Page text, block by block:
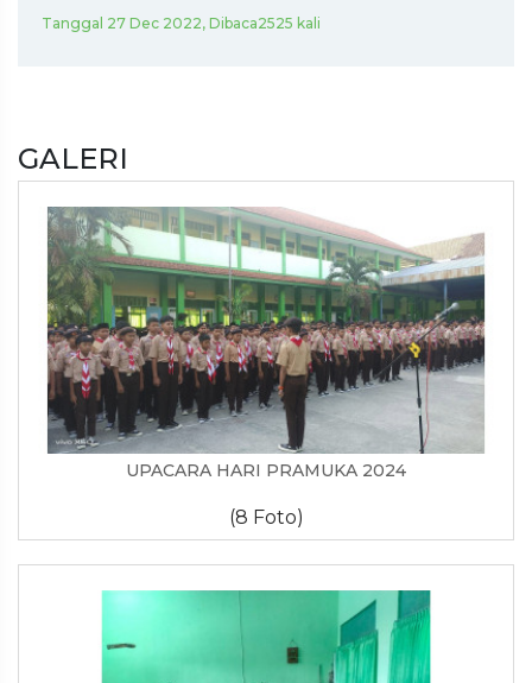
Tanggal 27 Dec 2022, Dibaca2525 kali
GALERI
UPACARA HARI PRAMUKA 2024
(8 Foto)